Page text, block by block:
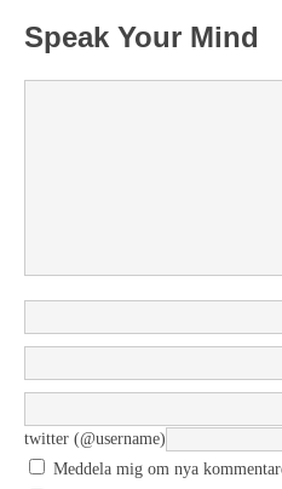
Speak Your Mind
twitter (@username)
Meddela mig om nya